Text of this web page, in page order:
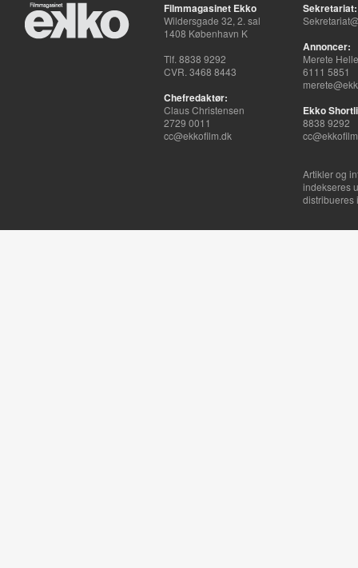
Filmmagasinet Ekko
Wildersgade 32, 2. sal
1408 København K
Tlf. 8838 9292
CVR. 3468 8443
Chefredaktør:
Claus Christensen
2729 0011
cc@ekkofilm.dk
Sekretariat:
Annoncer:
Merete
6111 5851
Ekko
8838 9292
Artikler og
indekseres
distribueres